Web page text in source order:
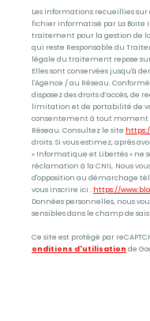
Les informations recueillies
fichier informatisé par La
traitement pour la gestion de
qui reste Responsable du
légale du traitement repose
Elles sont conservées jusqu'à
l'Agence / au Réseau.
disposez des droits d’accès, de
limitation et de portabilité de
consentement à tout moment
Réseau. Consultez le site
droits. Si vous estimez, après
« Informatique et Libertés » ne
réclamation à la CNIL. Nous
d'opposition au démarchage
vous inscrire ici : https://
Données personnelles, nous
sensibles dans le champ de
Ce site est protégé par
onditions d'utilisation de